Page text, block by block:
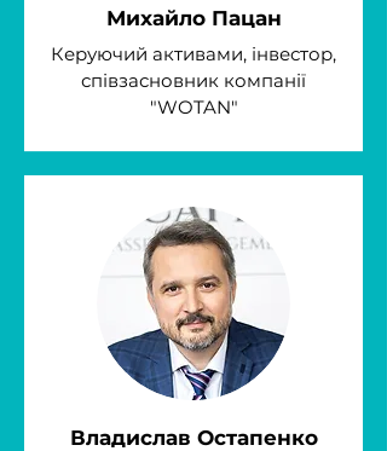
Михайло Пацан
Керуючий активами, інвестор,
співзасновник компанії
"WOTAN"
Владислав Остапенко